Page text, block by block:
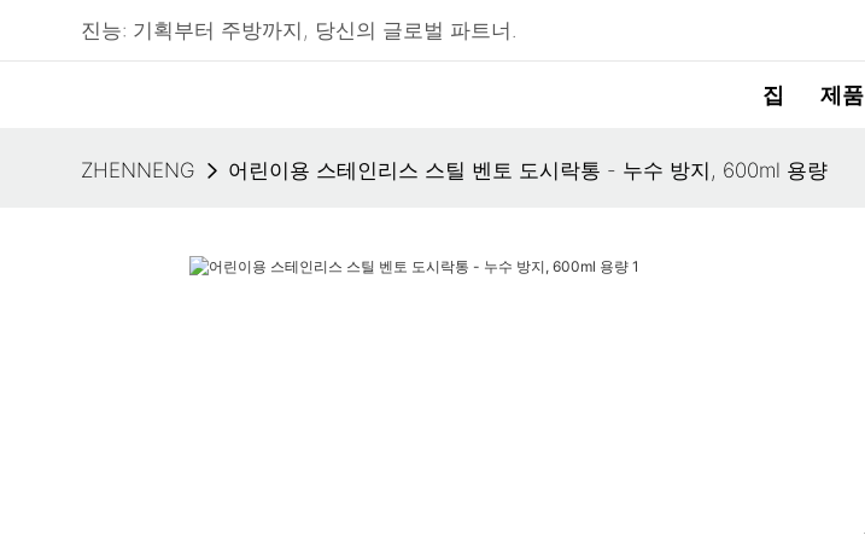
진능: 기획부터 주방까지, 당신의 글로벌 파트너.
집 제품
ZHENNENG 어린이용 스테인리스 스틸 벤토 도시락통 - 누수 방지, 600ml 용량